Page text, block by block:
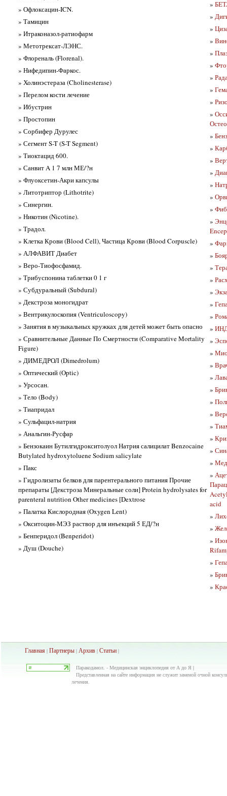
» Офлоксацин-ICN.
» Тамицин
» Итраконазол-ратиофарм
» Метотрексат-ЛЭНС.
» Флореналь (Florenal).
» Нифедипин-Фаркос.
» Холинэстераза (Cholinesterase)
» Перелом кости лечение
» Ибустрин
» Простопин
» Сорбифер Дурулес
» Сегмент S-T (S-T Segment)
» Тиоктацид 600.
» Санвит A 1 7 млн МЕ/?н
» Флуоксетин-Акри капсулы
» Литотриптор (Lithotrite)
» Синергин.
» Никотин (Nicotine).
» Традол.
» Клетка Крови (Blood Cell), Частица Крови (Blood Corpuscle)
» АЛФАВИТ Диабет
» Веро-Тиофосфамид.
» Трибуспонина таблетки 0 1 г
» Субдуральный (Subdural)
» Декстроза моногидрат
» Вентрикулоскопия (Ventriculoscopy)
» Занятия в музыкальных кружках для детей может быть опасно
» Сравнительные Данные По Смертности (Comparative Mortality
Figure)
» ДИМЕДРОЛ (Dimedrolum)
» Оптический (Optic)
» Урсосан.
» Тело (Body)
» Тиапридал
» Сульфацил-натрия
» Анальгин-Русфар
» Бензокаин Бутилгидрокситолуол Натрия салицилат Benzocaine
Butylated hydroxytoluene Sodium salicylate
» Пакс
» Гидролизаты белков для парентерального питания Прочие
препараты [Декстроза Минеральные соли] Protein hydrolysates for
parenteral nutrition Other medicines [Dextrose
» Палатка Кислородная (Oxygen Lent)
» Окситоцин-МЭЗ раствор для инъекций 5 ЕД/?н
» Бенперидол (Benperidot)
» Душ (Douche)
»
»
»
»
»
»
»
»
»
»
»
»
»
»
»
»
»
»
»
»
»
»
»
»
»
»
»
»
»
»
»
»
»
»
»
»
»
»
acid
»
»
»
»
»
»
Главная | Партнеры | Архив | Статьи |
Паракодамол. - Медицинская энциклопедия от А до Я |
Представленная на сайте информация не служит заменой очной
лечения.